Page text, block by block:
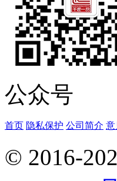
公众号
首页 隐私保护 公司简介 意
© 2016-